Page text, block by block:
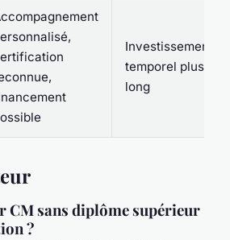
Investissement
temporel plus
long
CM sans diplôme supérieur
?